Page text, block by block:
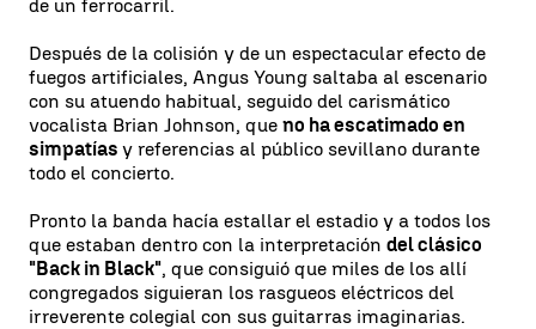
de un ferrocarril.
Después de la colisión y de un espectacular efecto de
fuegos artificiales, Angus Young saltaba al escenario
con su atuendo habitual, seguido del carismático
vocalista Brian Johnson, que no ha escatimado en
simpatías y referencias al público sevillano durante
todo el concierto.
Pronto la banda hacía estallar el estadio y a todos los
que estaban dentro con la interpretación del clásico
"Back in Black", que consiguió que miles de los allí
congregados siguieran los rasgueos eléctricos del
irreverente colegial con sus guitarras imaginarias.